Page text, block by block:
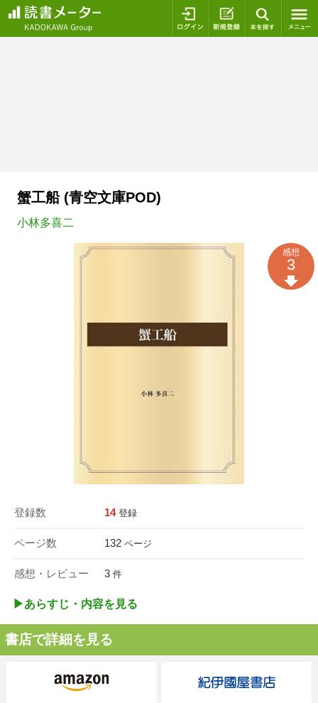
ログイン 新規登録
蟹工船 (青空文庫POD)
小林多喜二
登録数 14 登録
ページ数 132 ページ
感想・レビュー 3 件
感想
3
▶︎あらすじ・内容を見る
書店で詳細を見る